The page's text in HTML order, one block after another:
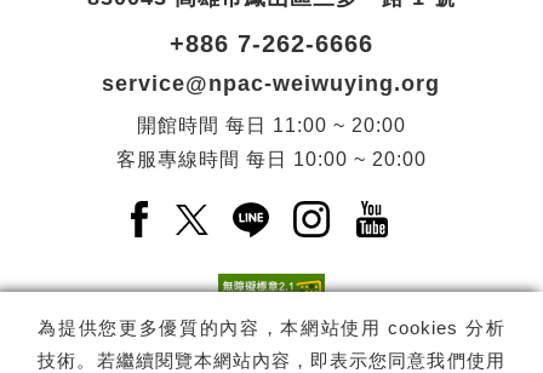
為提供您更多優質的內容，本網站使用 cookies 分析
技術。若繼續閱覽本網站內容，即表示您同意我們使用
+886 7-262-6666
service@npac-weiwuying.org
開館時間 每日
11:00 ~ 20:00
客服專線時間 每日 10:00 ~ 20:00
Facebook(另開新視窗)
X(另開新視窗)
LINE(另開新視窗)
Instagram(另開新視
YouTube(另開